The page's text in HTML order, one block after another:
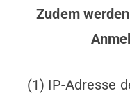
Zudem
(1) IP-Adresse